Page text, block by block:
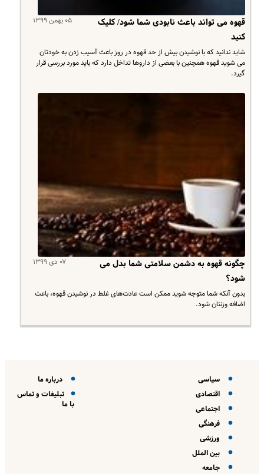
۰۵ بهمن ۱۳۹۹
قهوه می تواند باعث نابودی شما شود/ کلیک
کنید
شاید ندانید که با نوشیدن بیش از حد قهوه در روز باعث آسیب زدن به خودتان
می شوید قهوه همچنین با بعضی از داروها تداخل دارد که باید مورد بررسی قرار
گیرد.
۰۷ دی ۱۳۹۹
چگونه قهوه به دشمن سلامتی شما بدل می
شود؟
بدون آنکه شما متوجه شوید ممکن است عادت‌های غلط در نوشیدن قهوه، باعث
اضافه وزنتان شود.
سیاسی
اقتصادی
اجتماعی
فرهنگی
ورزشی
بین الملل
جامعه
درباره ما
تبلیغات و تماس
با ما